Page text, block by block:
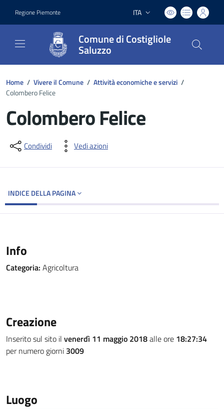
Regione Piemonte Lingua attiva:
ITA
Comune di Costigliole
Saluzzo
Home / Vivere il Comune / Attività economiche e servizi /
Colombero Felice
Colombero Felice
Dettagli del documento
Condividi Vedi azioni
INDICE DELLA PAGINA
Info
Categoria: Agricoltura
Creazione
Inserito sul sito il venerdì 11 maggio 2018alle ore 18:27:34
per numero giorni 3009
Luogo